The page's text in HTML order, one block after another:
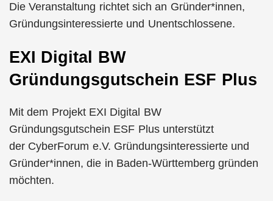
Die Veranstaltung richtet sich an Gründer*innen,
Gründungsinteressierte und Unentschlossene.
EXI Digital BW
Gründungsgutschein ESF Plus
Mit dem Projekt EXI Digital BW
Gründungsgutschein ESF Plus unterstützt
der CyberForum e.V. Gründungsinteressierte und
Gründer*innen, die in Baden-Württemberg gründen
möchten.